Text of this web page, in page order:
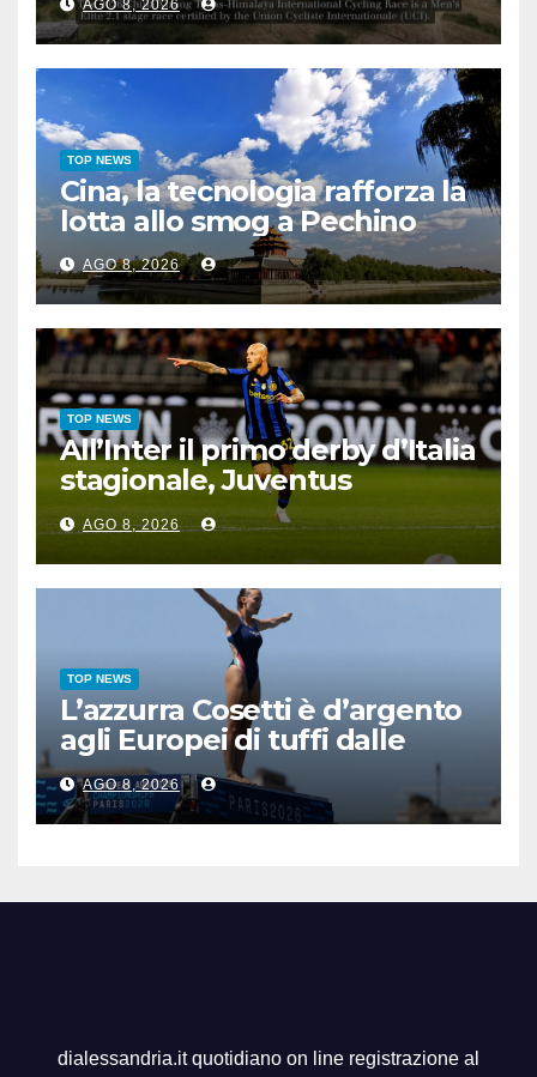
AGO 8, 2026
TOP NEWS
Cina, la tecnologia rafforza la
lotta allo smog a Pechino
AGO 8, 2026
TOP NEWS
All’Inter il primo derby d’Italia
stagionale, Juventus
sconfitta 2-1
AGO 8, 2026
TOP NEWS
L’azzurra Cosetti è d’argento
agli Europei di tuffi dalle
grandi altezze
AGO 8, 2026
dialessandria.it quotidiano on line registrazione al